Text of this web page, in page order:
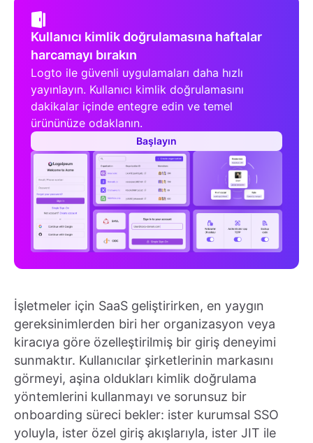
Kullanıcı kimlik doğrulamasına haftalar
harcamayı bırakın
Logto ile güvenli uygulamaları daha hızlı
yayınlayın. Kullanıcı kimlik doğrulamasını
dakikalar içinde entegre edin ve temel
ürününüze odaklanın.
Başlayın
İşletmeler için SaaS geliştirirken, en yaygın
gereksinimlerden biri her organizasyon veya
kiracıya göre özelleştirilmiş bir giriş deneyimi
sunmaktır. Kullanıcılar şirketlerinin markasını
görmeyi, aşina oldukları kimlik doğrulama
yöntemlerini kullanmayı ve sorunsuz bir
onboarding süreci bekler: ister kurumsal SSO
yoluyla, ister özel giriş akışlarıyla, ister JIT ile